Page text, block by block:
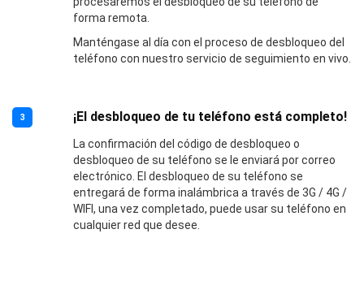
forma remota.
Manténgase al día con el proceso de desbloqueo del
teléfono con nuestro servicio de seguimiento en vivo.
3 ¡El desbloqueo de tu teléfono está completo!
La confirmación del código de desbloqueo o
desbloqueo de su teléfono se le enviará por correo
electrónico. El desbloqueo de su teléfono se
entregará de forma inalámbrica a través de 3G / 4G /
WIFI, una vez completado, puede usar su teléfono en
cualquier red que desee.